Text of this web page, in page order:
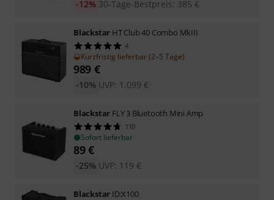
30-Tage-Bestpreis: 385 €
-12%
Blackstar HT Club 40 Combo MkIII
4
Kurzfristig lieferbar (2–5 Tage)
989 €
UVP: 1.099 €
-10%
Blackstar FLY 3 Bluetooth Mini Amp
110
Sofort lieferbar
89€
UVP: 119 €
-25%
Blackstar ID:X100